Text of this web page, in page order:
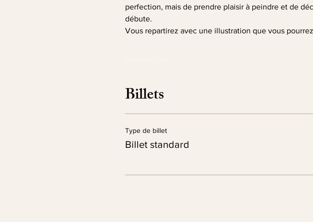
perfection, mais de prendre plaisir à peindre et de
débute.
Vous repartirez avec une illustration que vous
Billets
Type de billet
Billet standard